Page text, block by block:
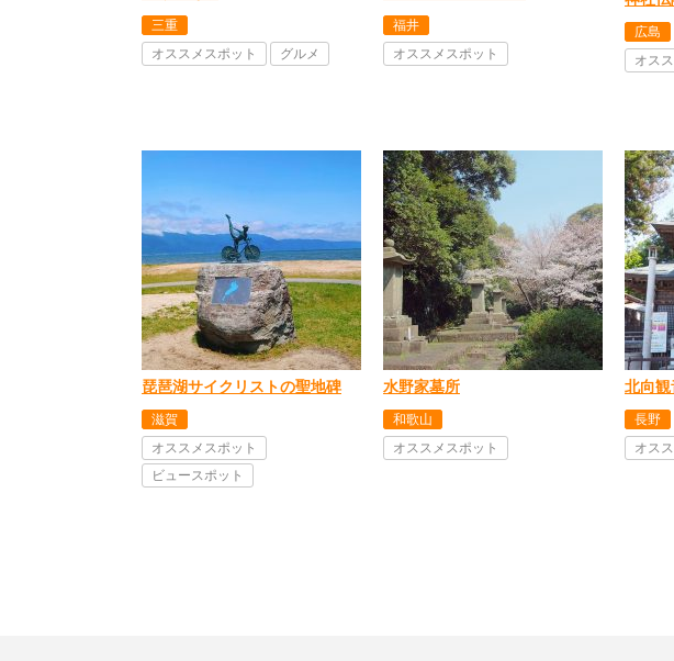
三重
オススメスポット
グルメ
福井
オススメスポット
広島
オス
琵琶湖サイクリストの聖地碑
滋賀
オススメスポット
ビュースポット
水野家墓所
和歌山
オススメスポット
北向観
長野
オス